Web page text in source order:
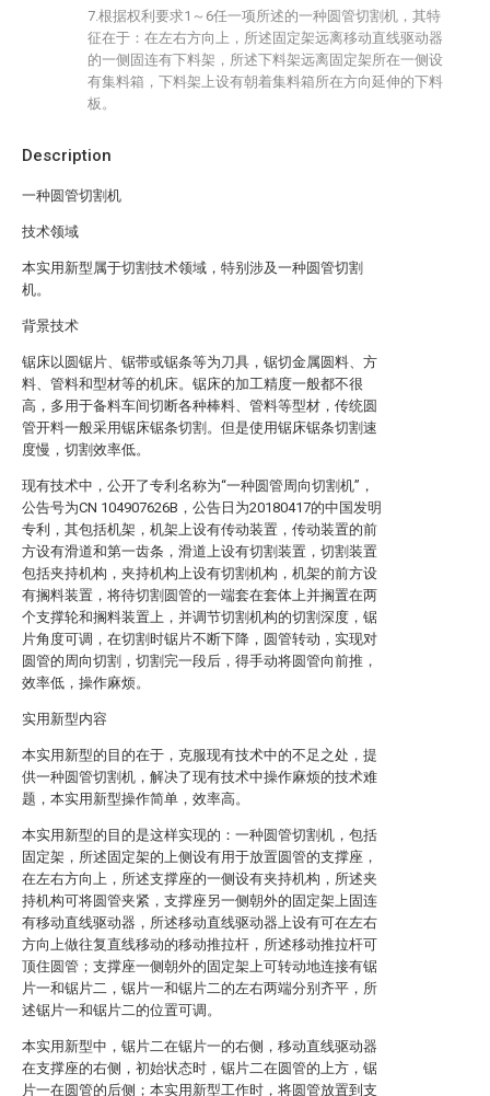
Description
一种圆管切割机
技术领域
本实用新型属于切割技术领域，特别涉及一种圆管切割
机。
背景技术
锯床以圆锯片、锯带或锯条等为刀具，锯切金属圆料、方
料、管料和型材等的机床。锯床的加工精度一般都不很
高，多用于备料车间切断各种棒料、管料等型材，传统圆
管开料一般采用锯床锯条切割。但是使用锯床锯条切割速
度慢，切割效率低。
现有技术中，公开了专利名称为“一种圆管周向切割机”，
公告号为CN 104907626B，公告日为20180417的中国发明
专利，其包括机架，机架上设有传动装置，传动装置的前
方设有滑道和第一齿条，滑道上设有切割装置，切割装置
包括夹持机构，夹持机构上设有切割机构，机架的前方设
有搁料装置，将待切割圆管的一端套在套体上并搁置在两
个支撑轮和搁料装置上，并调节切割机构的切割深度，锯
片角度可调，在切割时锯片不断下降，圆管转动，实现对
圆管的周向切割，切割完一段后，得手动将圆管向前推，
效率低，操作麻烦。
实用新型内容
本实用新型的目的在于，克服现有技术中的不足之处，提
供一种圆管切割机，解决了现有技术中操作麻烦的技术难
题，本实用新型操作简单，效率高。
本实用新型的目的是这样实现的：一种圆管切割机，包括
固定架，所述固定架的上侧设有用于放置圆管的支撑座，
在左右方向上，所述支撑座的一侧设有夹持机构，所述夹
持机构可将圆管夹紧，支撑座另一侧朝外的固定架上固连
有移动直线驱动器，所述移动直线驱动器上设有可在左右
方向上做往复直线移动的移动推拉杆，所述移动推拉杆可
顶住圆管；支撑座一侧朝外的固定架上可转动地连接有锯
片一和锯片二，锯片一和锯片二的左右两端分别齐平，所
述锯片一和锯片二的位置可调。
本实用新型中，锯片二在锯片一的右侧，移动直线驱动器
在支撑座的右侧，初始状态时，锯片二在圆管的上方，锯
片一在圆管的后侧；本实用新型工作时，将圆管放置到支
7.根据权利要求1～6任一项所述的一种圆管切割机，其特
征在于：在左右方向上，所述固定架远离移动直线驱动器
的一侧固连有下料架，所述下料架远离固定架所在一侧设
有集料箱，下料架上设有朝着集料箱所在方向延伸的下料
板。